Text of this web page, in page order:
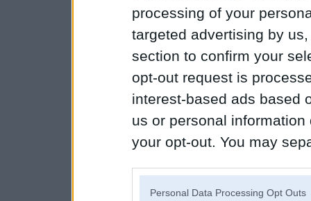
processing of your
targeted advertising by
section to confirm your
opt-out request is
interest-based ads based
us or personal
your opt-out. You may
Personal Data Processing Opt Outs